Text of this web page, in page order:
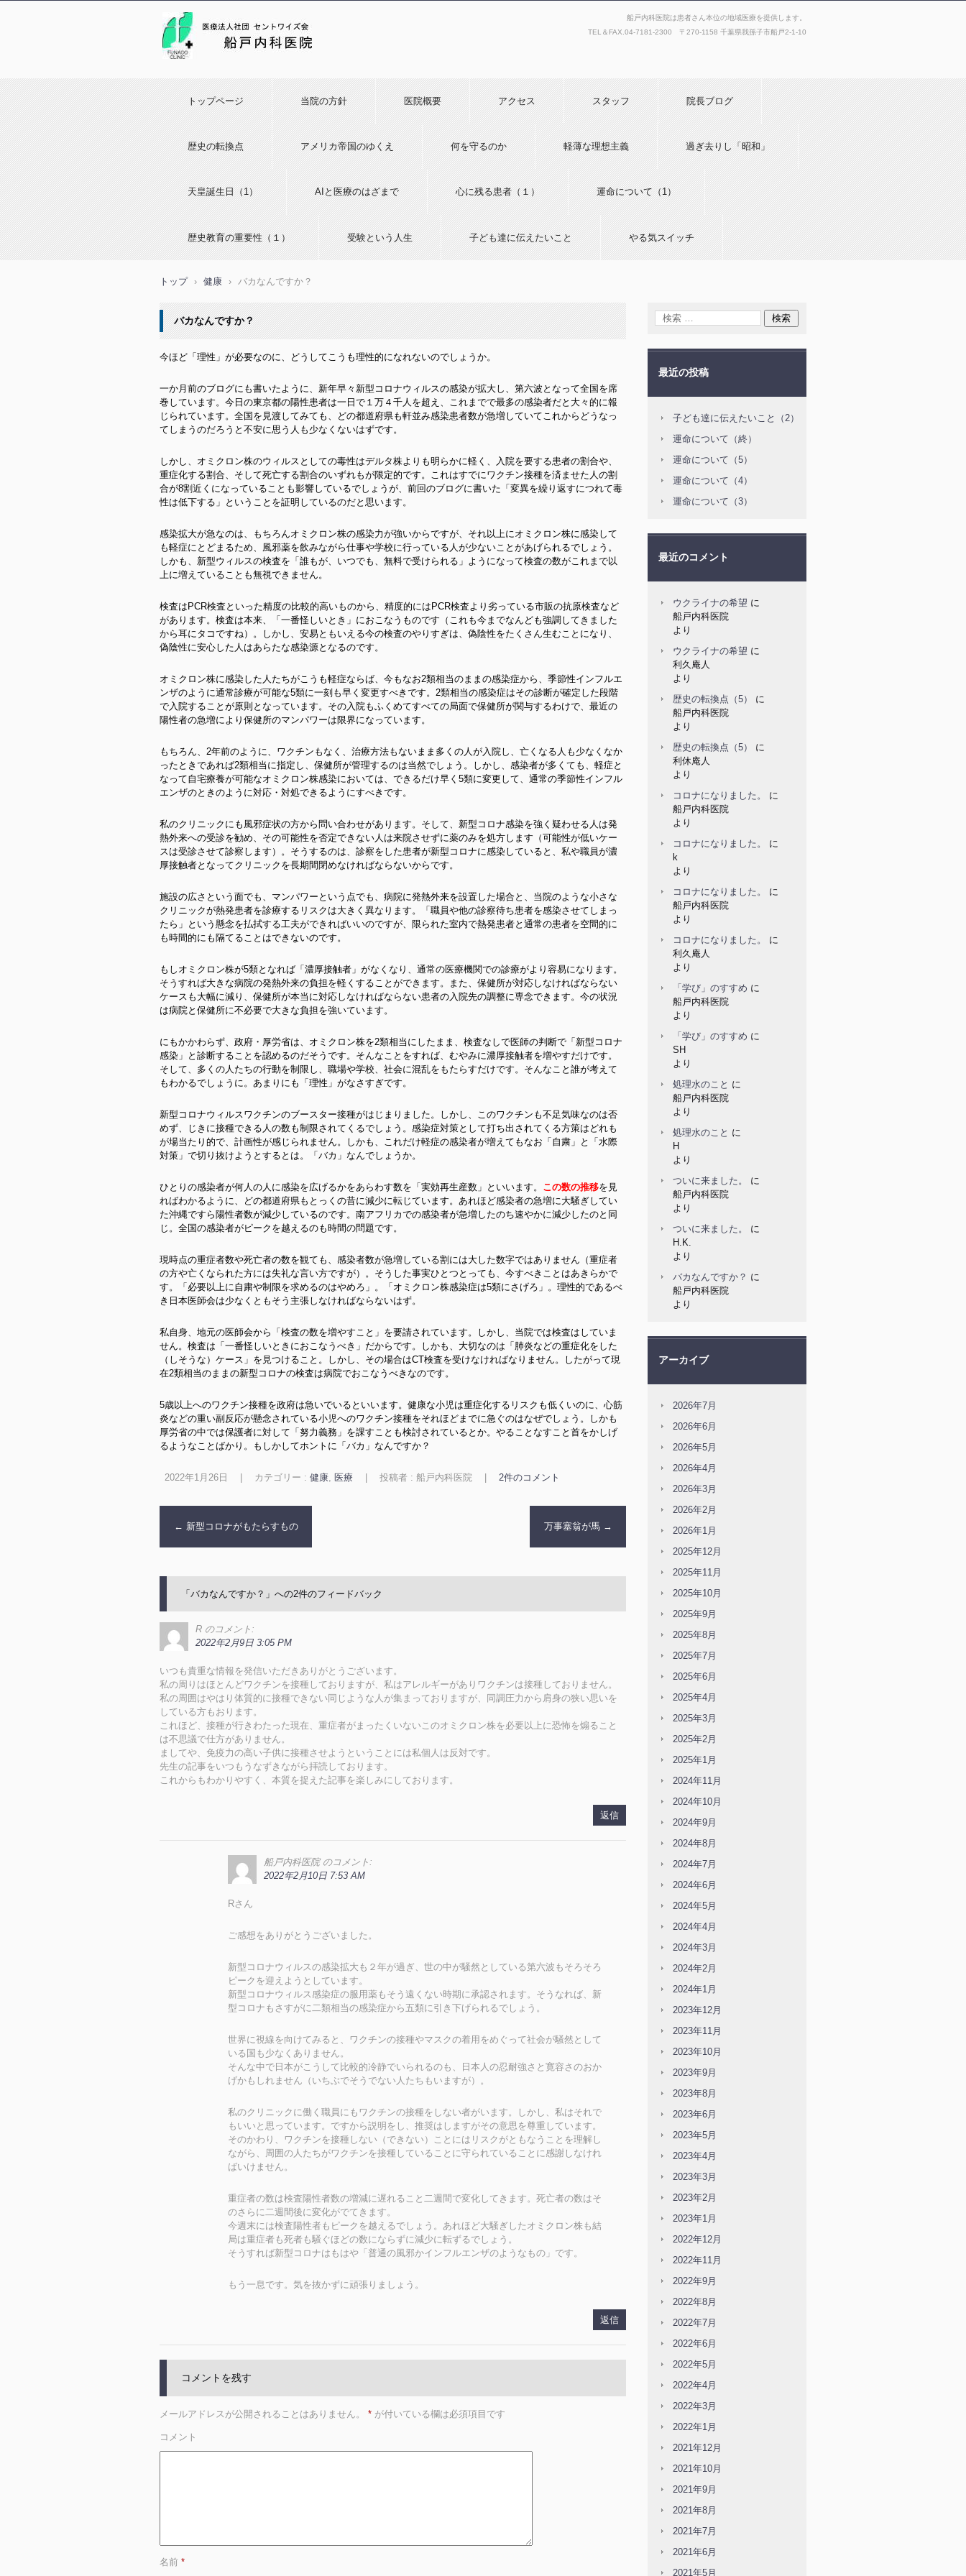
船戸内科医院は患者さん本位の地域医療を提供します。
TEL＆FAX. 04-7181-2300 〒270-1158 千葉県我孫子市船戸2-1-10
トップページ 当院の方針 医院概要 アクセス スタッフ 院長ブログ
歴史の転換点 アメリカ帝国のゆくえ 何を守るのか 軽薄な理想主義 過ぎ去りし「昭和」
天皇誕生日（1） AIと医療のはざまで 心に残る患者（１） 運命について（1）
歴史教育の重要性（１） 受験という人生 子ども達に伝えたいこと やる気スイッチ
トップ › 健康 › バカなんですか？
バカなんですか？
今ほど「理性」が必要なのに、どうしてこうも理性的になれないのでしょうか。
一か月前のブログにも書いたように、新年早々新型コロナウィルスの感染が拡大し、第六波となって全国を席
巻しています。今日の東京都の陽性患者は一日で１万４千人を超え、これまでで最多の感染者だと大々的に報
じられています。全国を見渡してみても、どの都道府県も軒並み感染患者数が急増していてこれからどうなっ
てしまうのだろうと不安に思う人も少なくないはずです。
しかし、オミクロン株のウィルスとしての毒性はデルタ株よりも明らかに軽く、入院を要する患者の割合や、
重症化する割合、そして死亡する割合のいずれもが限定的です。これはすでにワクチン接種を済ませた人の割
合が8割近くになっていることも影響しているでしょうが、前回のブログに書いた「変異を繰り返すにつれて毒
性は低下する」ということを証明しているのだと思います。
感染拡大が急なのは、もちろんオミクロン株の感染力が強いからですが、それ以上にオミクロン株に感染して
も軽症にとどまるため、風邪薬を飲みながら仕事や学校に行っている人が少ないことがあげられるでしょう。
しかも、新型ウィルスの検査を「誰もが、いつでも、無料で受けられる」ようになって検査の数がこれまで以
上に増えていることも無視できません。
検査はPCR検査といった精度の比較的高いものから、精度的にはPCR検査より劣っている市販の抗原検査など
があります。検査は本来、「一番怪しいとき」におこなうものです（これも今までなんども強調してきました
から耳にタコですね）。しかし、安易ともいえる今の検査のやりすぎは、偽陰性をたくさん生むことになり、
偽陰性に安心した人はあらたな感染源となるのです。
オミクロン株に感染した人たちがこうも軽症ならば、今もなお2類相当のままの感染症から、季節性インフルエ
ンザのように通常診療が可能な5類に一刻も早く変更すべきです。2類相当の感染症はその診断が確定した段階
で入院することが原則となっています。その入院もふくめてすべての局面で保健所が関与するわけで、最近の
陽性者の急増により保健所のマンパワーは限界になっています。
もちろん、2年前のように、ワクチンもなく、治療方法もないまま多くの人が入院し、亡くなる人も少なくなか
ったときであれば2類相当に指定し、保健所が管理するのは当然でしょう。しかし、感染者が多くても、軽症と
なって自宅療養が可能なオミクロン株感染においては、できるだけ早く5類に変更して、通常の季節性インフル
エンザのときのように対応・対処できるようにすべきです。
私のクリニックにも風邪症状の方から問い合わせがあります。そして、新型コロナ感染を強く疑わせる人は発
熱外来への受診を勧め、その可能性を否定できない人は来院させずに薬のみを処方します（可能性が低いケー
スは受診させて診察します）。そうするのは、診察をした患者が新型コロナに感染していると、私や職員が濃
厚接触者となってクリニックを長期間閉めなければならないからです。
施設の広さという面でも、マンパワーという点でも、病院に発熱外来を設置した場合と、当院のような小さな
クリニックが熱発患者を診療するリスクは大きく異なります。「職員や他の診察待ち患者を感染させてしまっ
たら」という懸念を払拭する工夫ができればいいのですが、限られた室内で熱発患者と通常の患者を空間的に
も時間的にも隔てることはできないのです。
もしオミクロン株が5類となれば「濃厚接触者」がなくなり、通常の医療機関での診療がより容易になります。
そうすれば大きな病院の発熱外来の負担を軽くすることができます。また、保健所が対応しなければならない
ケースも大幅に減り、保健所が本当に対応しなければならない患者の入院先の調整に専念できます。今の状況
は病院と保健所に不必要で大きな負担を強いています。
にもかかわらず、政府・厚労省は、オミクロン株を2類相当にしたまま、検査なしで医師の判断で「新型コロナ
感染」と診断することを認めるのだそうです。そんなことをすれば、むやみに濃厚接触者を増やすだけです。
そして、多くの人たちの行動を制限し、職場や学校、社会に混乱をもたらすだけです。そんなこと誰が考えて
もわかるでしょうに。あまりにも「理性」がなさすぎです。
新型コロナウィルスワクチンのブースター接種がはじまりました。しかし、このワクチンも不足気味なのは否
めず、じきに接種できる人の数も制限されてくるでしょう。感染症対策として打ち出されてくる方策はどれも
が場当たり的で、計画性が感じられません。しかも、これだけ軽症の感染者が増えてもなお「自粛」と「水際
対策」で切り抜けようとするとは。「バカ」なんでしょうか。
ひとりの感染者が何人の人に感染を広げるかをあらわす数を「実効再生産数」といいます。 この数の推移を見
ればわかるように、どの都道府県もとっくの昔に減少に転じています。あれほど感染者の急増に大騒ぎしてい
た沖縄ですら陽性者数が減少しているのです。南アフリカでの感染者が急増したのち速やかに減少したのと同
じ。全国の感染者がピークを越えるのも時間の問題です。
現時点の重症者数や死亡者の数を観ても、感染者数が急増している割には大した数字ではありません（重症者
の方や亡くなられた方には失礼な言い方ですが）。そうした事実ひとつとっても、今すべきことはあきらかで
す。「必要以上に自粛や制限を求めるのはやめろ」。「オミクロン株感染症は5類にさげろ」。理性的であるべ
き日本医師会は少なくともそう主張しなければならないはず。
私自身、地元の医師会から「検査の数を増やすこと」を要請されています。しかし、当院では検査はしていま
せん。検査は「一番怪しいときにおこなうべき」だからです。しかも、大切なのは「肺炎などの重症化をした
（しそうな）ケース」を見つけること。しかし、その場合はCT検査を受けなければなりません。したがって現
在2類相当のままの新型コロナの検査は病院でおこなうべきなのです。
5歳以上へのワクチン接種を政府は急いでいるといいます。健康な小児は重症化するリスクも低くいのに、心筋
炎などの重い副反応が懸念されている小児へのワクチン接種をそれほどまでに急ぐのはなぜでしょう。しかも
厚労省の中では保護者に対して「努力義務」を課すことも検討されているとか。やることなすこと首をかしげ
るようなことばかり。もしかしてホントに「バカ」なんですか？
2022年1月26日 カテゴリー : 健康, 医療 投稿者 : 船戸内科医院 2件のコメント
← 新型コロナがもたらすもの 万事塞翁が馬 →
「 バカなんですか？ 」への2件のフィードバック
R のコメント:
2022年2月9日 3:05 PM
いつも貴重な情報を発信いただきありがとうございます。
私の周りはほとんどワクチンを接種しておりますが、私はアレルギーがありワクチンは接種しておりません。
私の周囲はやはり体質的に接種できない同じような人が集まっておりますが、同調圧力から肩身の狭い思いを
している方もおります。
これほど、接種が行きわたった現在、重症者がまったくいないこのオミクロン株を必要以上に恐怖を煽ること
は不思議で仕方がありません。
ましてや、免疫力の高い子供に接種させようということには私個人は反対です。
先生の記事をいつもうなずきながら拝読しております。
これからもわかりやすく、本質を捉えた記事を楽しみにしております。
返信
船戸内科医院 のコメント:
2022年2月10日 7:53 AM
Rさん
ご感想をありがとうございました。
新型コロナウィルスの感染拡大も２年が過ぎ、世の中が騒然としている第六波もそろそろ
ピークを迎えようとしています。
新型コロナウィルス感染症の服用薬もそう遠くない時期に承認されます。そうなれば、新
型コロナもさすがに二類相当の感染症から五類に引き下げられるでしょう。
世界に視線を向けてみると、ワクチンの接種やマスクの着用をめぐって社会が騒然として
いる国も少なくありません。
そんな中で日本がこうして比較的冷静でいられるのも、日本人の忍耐強さと寛容さのおか
げかもしれません（いちぶでそうでない人たちもいますが）。
私のクリニックに働く職員にもワクチンの接種をしない者がいます。しかし、私はそれで
もいいと思っています。ですから説明をし、推奨はしますがその意思を尊重しています。
そのかわり、ワクチンを接種しない（できない）ことにはリスクがともなうことを理解し
ながら、周囲の人たちがワクチンを接種していることに守られていることに感謝しなけれ
ばいけません。
重症者の数は検査陽性者数の増減に遅れること二週間で変化してきます。死亡者の数はそ
のさらに二週間後に変化がでてきます。
今週末には検査陽性者もピークを越えるでしょう。あれほど大騒ぎしたオミクロン株も結
局は重症者も死者も騒ぐほどの数にならずに減少に転ずるでしょう。
そうすれば新型コロナはもはや「普通の風邪かインフルエンザのようなもの」です。
もう一息です。気を抜かずに頑張りましょう。
返信
コメントを残す
メールアドレスが公開されることはありません。 * が付いている欄は必須項目です
コメント
名前 *
最近の投稿
子ども達に伝えたいこと（2）
運命について（終）
運命について（5）
運命について（4）
運命について（3）
最近のコメント
ウクライナの希望 に
船戸内科医院
より
ウクライナの希望 に
利久庵人
より
歴史の転換点（5）
に
船戸内科医院
より
歴史の転換点（5）
に
利休庵人
より
コロナになりました。
に
船戸内科医院
より
コロナになりました。
に
k
より
コロナになりました。
に
船戸内科医院
より
コロナになりました。
に
利久庵人
より
「学び」のすすめ に
船戸内科医院
より
「学び」のすすめ に
SH
より
処理水のこと に
船戸内科医院
より
処理水のこと に
H
より
ついに来ました。
に
船戸内科医院
より
ついに来ました。
に
H.K.
より
バカなんですか？ に
船戸内科医院
より
アーカイブ
2026年7月
2026年6月
2026年5月
2026年4月
2026年3月
2026年2月
2026年1月
2025年12月
2025年11月
2025年10月
2025年9月
2025年8月
2025年7月
2025年6月
2025年4月
2025年3月
2025年2月
2025年1月
2024年11月
2024年10月
2024年9月
2024年8月
2024年7月
2024年6月
2024年5月
2024年4月
2024年3月
2024年2月
2024年1月
2023年12月
2023年11月
2023年10月
2023年9月
2023年8月
2023年6月
2023年5月
2023年4月
2023年3月
2023年2月
2023年1月
2022年12月
2022年11月
2022年9月
2022年8月
2022年7月
2022年6月
2022年5月
2022年4月
2022年3月
2022年1月
2021年12月
2021年10月
2021年9月
2021年8月
2021年7月
2021年6月
2021年5月